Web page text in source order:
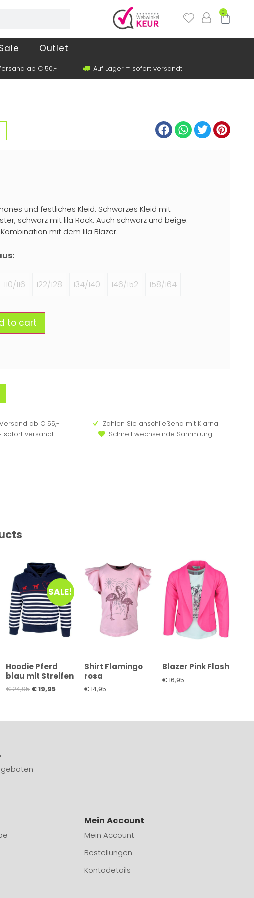
0
Outlet
ab € 50,- Auf Lager = sofort versandt
und festliches Kleid. Schwarzes Kleid mit
schwarz mit lila Rock. Auch schwarz und beige.
mit dem lila Blazer.
110/116 122/128 134/140 146/152 158/164
to cart
ab € 55,-
sofort versandt
Zahlen Sie anschließend mit Klarna
Schnell wechselnde Sammlung
SALE!
Hoodie Pferd
blau mit Streifen
€24,95 €19,95
Shirt Flamingo
rosa
€14,95
Blazer Pink Flash
€16,95
Mein Account
Mein Account
Bestellungen
Kontodetails